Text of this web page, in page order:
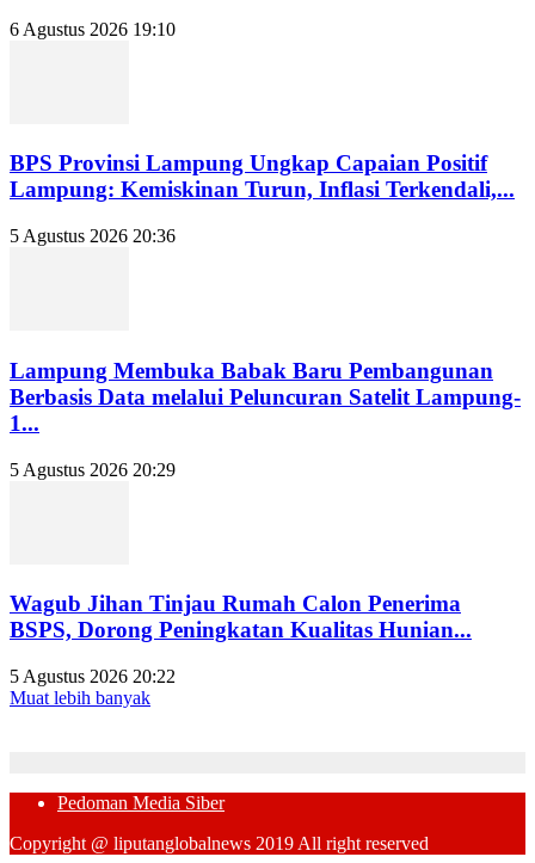
6 Agustus 2026 19:10
BPS Provinsi Lampung Ungkap Capaian Positif
Lampung: Kemiskinan Turun, Inflasi Terkendali,...
5 Agustus 2026 20:36
Lampung Membuka Babak Baru Pembangunan
Berbasis Data melalui Peluncuran Satelit Lampung-
1...
5 Agustus 2026 20:29
Wagub Jihan Tinjau Rumah Calon Penerima
BSPS, Dorong Peningkatan Kualitas Hunian...
5 Agustus 2026 20:22
Muat lebih banyak
Pedoman Media Siber
Copyright @ liputanglobalnews 2019 All right reserved